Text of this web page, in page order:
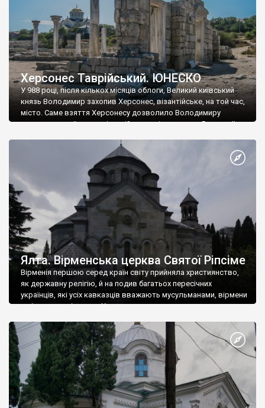
Херсонес Таврійський. ЮНЕСКО
У 988 році, після кількох місяців облоги, Великий київський
князь Володимир захопив Херсонес, візантійське, на той час,
місто. Саме взяття Херсонесу дозволило Володимиру
диктувати свої умови візантійському імператору Василю ІІ, та
Херсонесі Володимир-язичник, став Василем-християнином.
А потім було Хрещення Русі. На честь Херсонесу Таврійського
Ялта. Вірменська церква Святої Ріпсіме
Вірменія першою серед країн світу прийняла християнство,
як державну релігію, й на подив багатьох пересічних
українців, які усіх кавказців вважають мусульманами, вірмени
є відданими вірянами Христа